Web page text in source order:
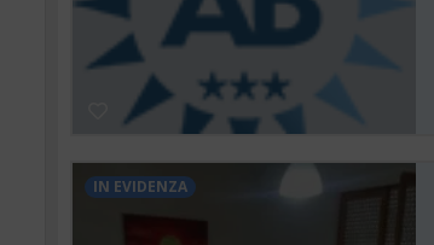
IN EVIDENZA